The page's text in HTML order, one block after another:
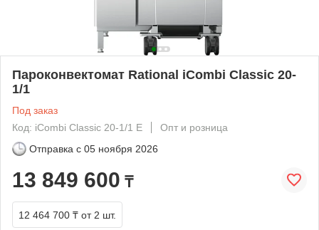
Пароконвектомат Rational iCombi Classic 20-
1/1
Под заказ
Код: iCombi Classic 20-1/1 E
Опт и розница
Отправка с 05 ноября 2026
13 849 600 ₸
12 464 700 ₸ от 2 шт.